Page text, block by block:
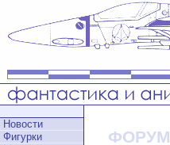
Новости
Фигурки
ФОРУМ